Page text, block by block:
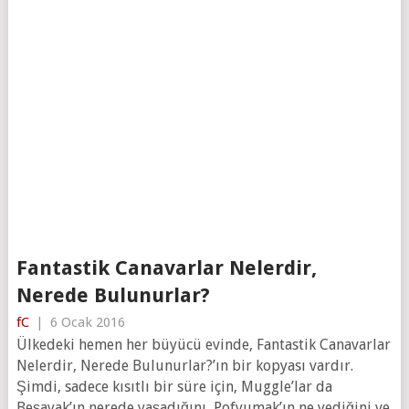
Fantastik Canavarlar Nelerdir,
Nerede Bulunurlar?
fC | 6 Ocak 2016
Ülkedeki hemen her büyücü evinde, Fantastik Canavarlar
Nelerdir, Nerede Bulunurlar?’ın bir kopyası vardır.
Şimdi, sadece kısıtlı bir süre için, Muggle’lar da